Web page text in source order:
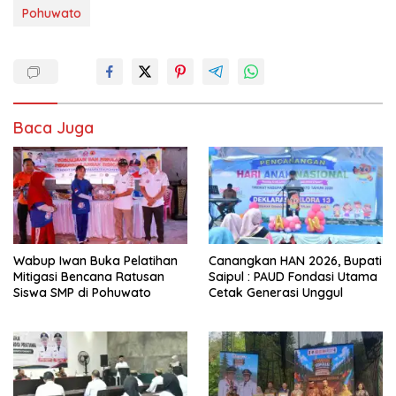
Siswa SMP di Pohuwato
Bupati Saipul Buka Uji
Kompetensi Teknis Pejabat
Jambore Koperasi 2026
Resmi Dibuka, Pemkab
Komitmen Bangun Ekonomi
Kerakyatan